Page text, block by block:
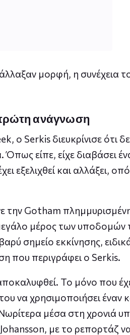
μορφή, η συνέχεια
πρώτη ανάγνωση
ο Serkis διευκρίνισε ότι
Όπως είπε, είχε διαβάσει
εξελιχθεί και αλλάξει,
την Gotham
μέρος των υποδομών
σημείο εκκίνησης,
που περιγράφει ο Serkis.
Το μόνο που
να χρησιμοποιήσει έναν
μέσα στη χρονιά
με το ρεπορτάζ